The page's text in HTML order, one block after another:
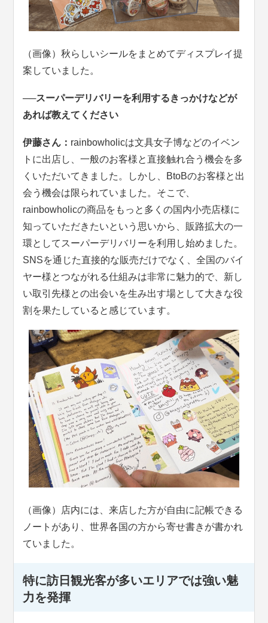
（画像）秋らしいシールをまとめてディスプレイ提
案していました。
──スーパーデリバリーを利用するきっかけなどが
あれば教えてください
伊藤さん： rainbowholicは文具女子博などのイベン
トに出店し、一般のお客様と直接触れ合う機会を多
くいただいてきました。しかし、BtoBのお客様と出
会う機会は限られていました。そこで、
rainbowholicの商品をもっと多くの国内小売店様に
知っていただきたいという思いから、販路拡大の一
環としてスーパーデリバリーを利用し始めました。
SNSを通じた直接的な販売だけでなく、全国のバイ
ヤー様とつながれる仕組みは非常に魅力的で、新し
い取引先様との出会いを生み出す場として大きな役
割を果たしていると感じています。
（画像）店内には、来店した方が自由に記帳できる
ノートがあり、世界各国の方から寄せ書きが書かれ
ていました。
特に訪日観光客が多いエリアでは強い魅
力を発揮